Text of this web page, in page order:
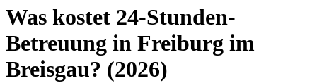
Was kostet 24-Stunden-
Betreuung in Freiburg im
Breisgau? (2026)